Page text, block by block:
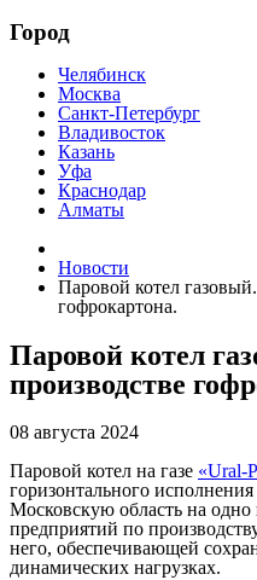
Город
Челябинск
Москва
Санкт-Петербург
Владивосток
Казань
Уфа
Краснодар
Алматы
Новости
Паровой котел
гофрокартона.
Паровой котел
производстве
08 августа 2024
Паровой котел на газе «Ural-
горизонтального
Московскую область на
предприятий по
него, обеспечивающей
динамических нагрузках.